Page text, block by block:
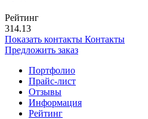
Рейтинг
314.13
Показать контакты Контакты
Предложить заказ
Портфолио
Прайс-лист
Отзывы
Информация
Рейтинг